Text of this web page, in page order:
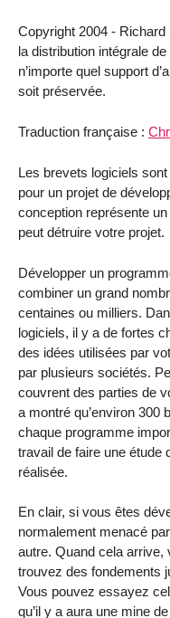
Copyright 2004 -
la distribution intégrale
n’importe quel support
soit préservée.
Traduction française :
Les brevets logiciels sont
pour un projet de
conception représente
peut détruire votre projet.
Développer un
combiner un grand
centaines ou milliers.
logiciels, il y a de fortes
des idées utilisées par
par plusieurs sociétés.
couvrent des parties de
a montré qu’environ 300
chaque programme
travail de faire une étude
réalisée.
En clair, si vous êtes
normalement menacé
autre. Quand cela
trouvez des fondements
Vous pouvez essayez
qu’il y a aura une mine